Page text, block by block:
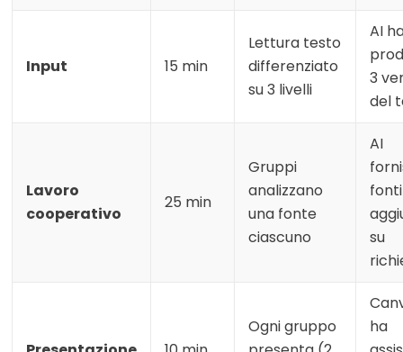
Input 15 min
Lettura testo
differenziato
su 3 livelli
AI
3
del
Lavoro
cooperativo
25 min
Gruppi
analizzano
una fonte
ciascuno
AI
fonti
su
Ogni gruppo
ha